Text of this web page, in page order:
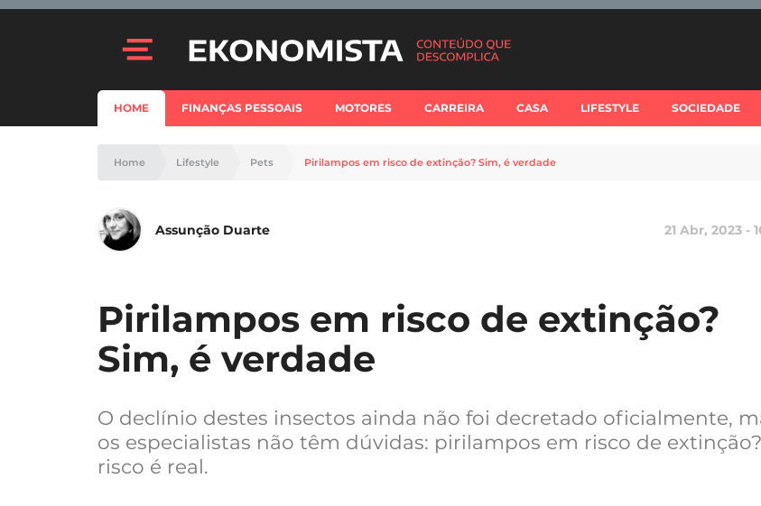
HOME FINANÇAS PESSOAIS MOTORES CARREIRA CASA LIFESTYLE SOCIEDADE
Home Lifestyle Pets Pirilampos em risco de extinção? Sim, é verdade
Assunção Duarte 21 Abr, 2023 -
Pirilampos em risco de extinção?
Sim, é verdade
O declínio destes insectos ainda não foi decretado oficialmente,
os especialistas não têm dúvidas: pirilampos em risco de
risco é real.